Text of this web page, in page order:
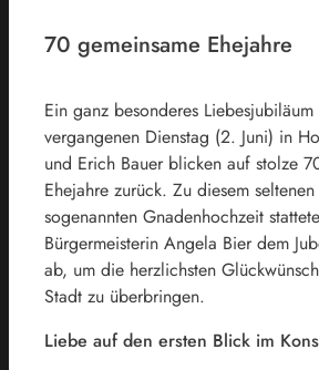
70 gemeinsame Ehejahre
Ein ganz besonderes
vergangenen Dienstag (2. Juni) in
und Erich Bauer blicken auf stolze
Ehejahre zurück. Zu diesem
sogenannten Gnadenhochzeit
Bürgermeisterin Angela Bier dem
ab, um die herzlichsten
Stadt zu überbringen.
Liebe auf den ersten Blick im